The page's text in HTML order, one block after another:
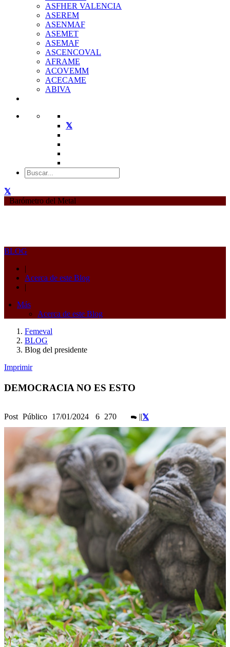
ASFHER VALENCIA
ASEREM
ASENMAF
ASEMET
ASEMAF
ASCENCOVAL
AFRAME
ACOVEMM
ACECAME
ABIVA
Barómetro del Metal
BLOG
|
Acerca de este Blog
|
Más
Acerca de este Blog
Femeval
BLOG
Blog del presidente
Imprimir
DEMOCRACIA NO ES ESTO
Post Público 17/01/2024 6 270 ||